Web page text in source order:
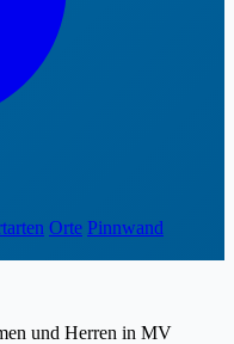
Orte Pinnwand
und Herren in MV